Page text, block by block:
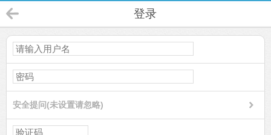
登录
安全提问(未设置请忽略)